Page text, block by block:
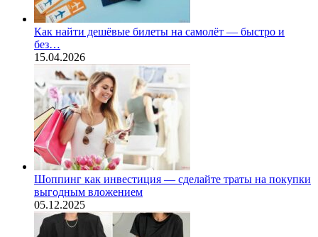
Как найти дешёвые билеты на самолёт — быстро и
без…
15.04.2026
Шоппинг как инвестиция — сделайте траты на покупки
выгодным вложением
05.12.2025